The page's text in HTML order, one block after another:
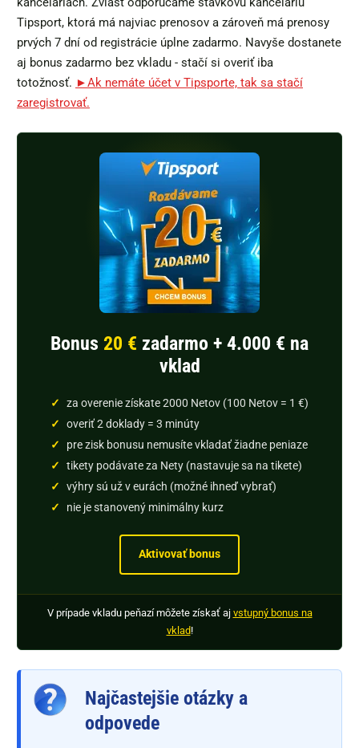
Tipsport, ktorá má najviac prenosov a zároveň má prenosy
prvých 7 dní od registrácie úplne zadarmo. Navyše dostanete
aj bonus zadarmo bez vkladu - stačí si overiť iba
totožnosť. ►Ak nemáte účet v Tipsporte, tak sa stačí
zaregistrovať.
Bonus 20 € zadarmo + 4.000 € na
vklad
za overenie získate 2000 Netov (100 Netov = 1 €)
overiť 2 doklady = 3 minúty
pre zisk bonusu nemusíte vkladať žiadne peniaze
tikety podávate za Nety (nastavuje sa na tikete)
výhry sú už v eurách (možné ihneď vybrať)
nie je stanovený minimálny kurz
Aktivovať bonus
V prípade vkladu peňazí môžete získať aj vstupný bonus na
vklad!
Najčastejšie otázky a
odpovede